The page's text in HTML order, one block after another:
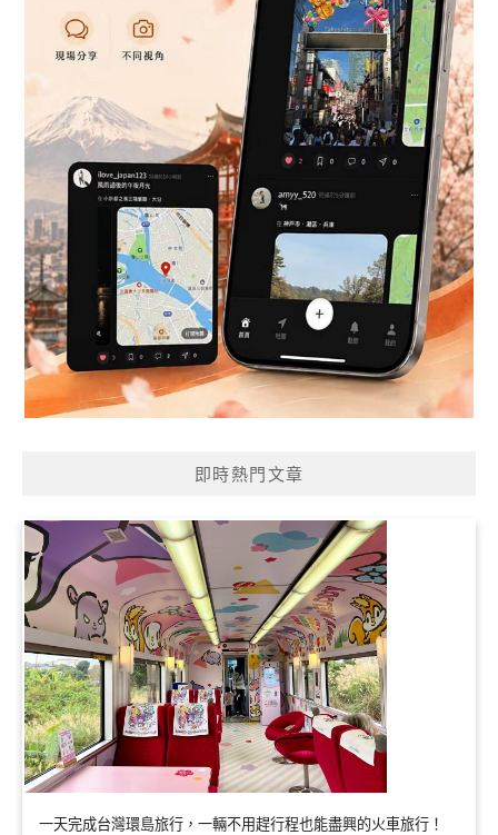
即時熱門文章
一天完成台灣環島旅行，一輛不用趕行程也能盡興的火車旅行！